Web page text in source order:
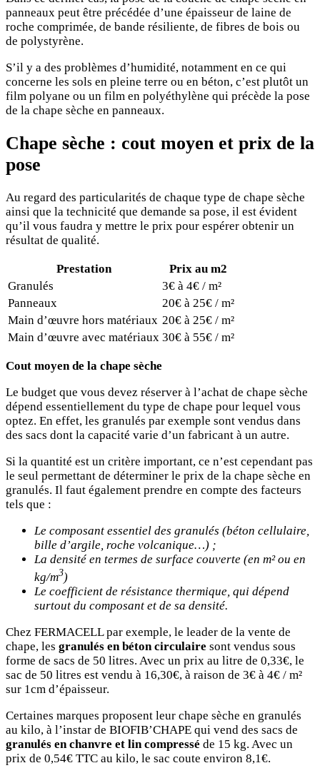
panneaux peut être précédée d’une épaisseur de laine de
roche comprimée, de bande résiliente, de fibres de bois ou
de polystyrène.
S’il y a des problèmes d’humidité, notamment en ce qui
concerne les sols en pleine terre ou en béton, c’est plutôt un
film polyane ou un film en polyéthylène qui précède la pose
de la chape sèche en panneaux.
Chape sèche : cout moyen et prix de la
pose
Au regard des particularités de chaque type de chape sèche
ainsi que la technicité que demande sa pose, il est évident
qu’il vous faudra y mettre le prix pour espérer obtenir un
résultat de qualité.
Prestation
Prix au m2
Granulés
3€ à 4€ / m²
Panneaux
20€ à 25€ / m²
Main d’œuvre hors matériaux 20€ à 25€ / m²
Main d’œuvre avec matériaux 30€ à 55€ / m²
Cout moyen de la chape sèche
Le budget que vous devez réserver à l’achat de chape sèche
dépend essentiellement du type de chape pour lequel vous
optez. En effet, les granulés par exemple sont vendus dans
des sacs dont la capacité varie d’un fabricant à un autre.
Si la quantité est un critère important, ce n’est cependant pas
le seul permettant de déterminer le prix de la chape sèche en
granulés. Il faut également prendre en compte des facteurs
tels que :
Le composant essentiel des granulés (béton cellulaire,
bille d’argile, roche volcanique…) ;
La densité en termes de surface couverte (en m² ou en
kg/m3)
Le coefficient de résistance thermique, qui dépend
surtout du composant et de sa densité.
Chez FERMACELL par exemple, le leader de la vente de
chape, les granulés en béton circulaire sont vendus sous
forme de sacs de 50 litres. Avec un prix au litre de 0,33€, le
sac de 50 litres est vendu à 16,30€, à raison de 3€ à 4€ / m²
sur 1cm d’épaisseur.
Certaines marques proposent leur chape sèche en granulés
au kilo, à l’instar de BIOFIB’CHAPE qui vend des sacs de
granulés en chanvre et lin compressé de 15 kg. Avec un
prix de 0,54€ TTC au kilo, le sac coute environ 8,1€.